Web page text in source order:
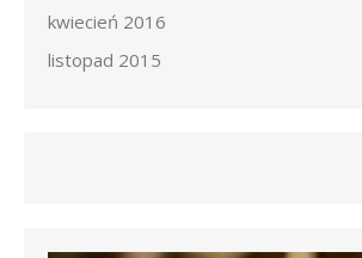
kwiecień 2016
listopad 2015